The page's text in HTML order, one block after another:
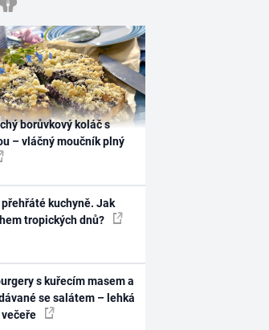
borůvkový koláč s
– vláčný moučník plný
kuchyně. Jak
tropických dnů?
s kuřecím masem a
se salátem – lehká